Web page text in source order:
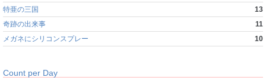
特亜の三国
13
奇跡の出来事
11
メガネにシリコンスプレー
10
Count per Day